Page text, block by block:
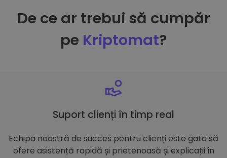
De ce ar trebui să cumpăr
pe Kriptomat?
Suport clienți în timp real
Echipa noastră de succes pentru clienți este gata să
ofere asistență rapidă și prietenoasă și explicații în